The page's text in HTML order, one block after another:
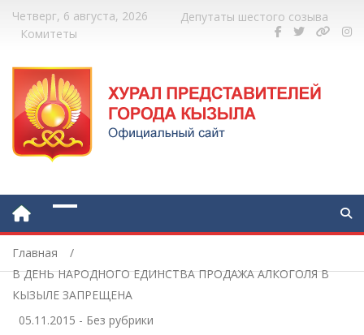
Четверг, 6 августа, 2026
Депутаты шестого созыва
Комитеты
Главная
В ДЕНЬ НАРОДНОГО ЕДИНСТВА ПРОДАЖА АЛКОГОЛЯ В
КЫЗЫЛЕ ЗАПРЕЩЕНА
05.11.2015 - Без рубрики